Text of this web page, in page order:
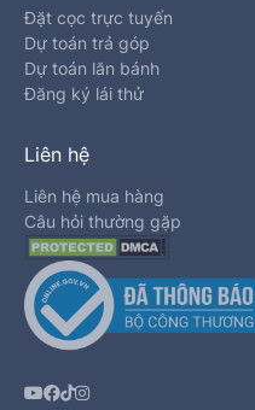
Đặt cọc trực tuyến
Dự toán trả góp
Dự toán lăn bánh
Đăng ký lái thử
Liên hệ
Liên hệ mua hàng
Câu hỏi thường gặp